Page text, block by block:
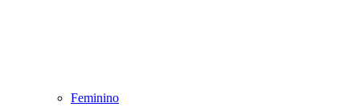
Feminino